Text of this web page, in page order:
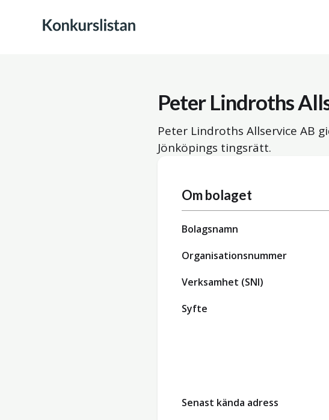
Peter Lindroths
Peter Lindroths Allservice AB
Jönköpings tingsrätt.
Om bolaget
Bolagsnamn
Organisationsnummer
Verksamhet (SNI)
Syfte
Senast kända adress